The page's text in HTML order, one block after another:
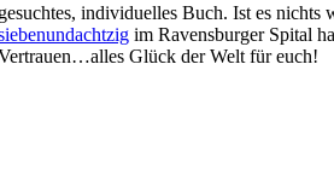
individuelles Buch. Ist es nichts
im Ravensburger Spital
Glück der Welt für euch!